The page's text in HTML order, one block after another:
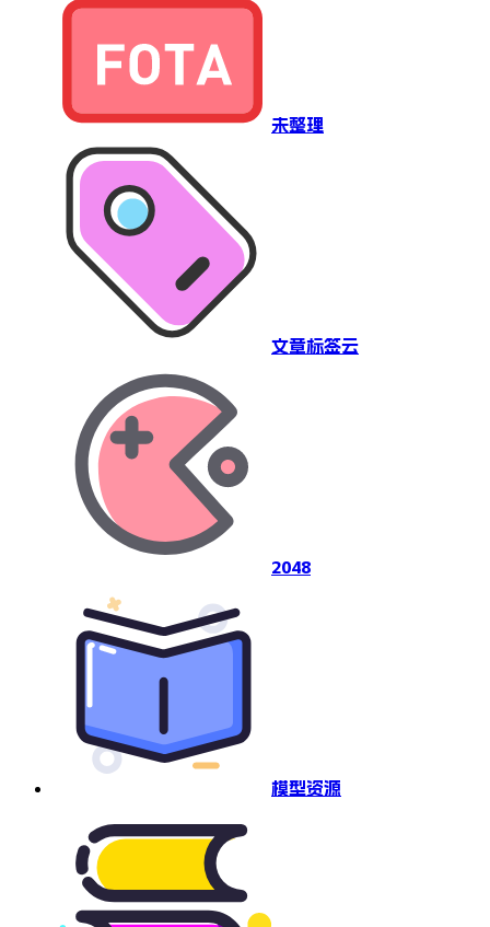
未整理
文章标签云
2048
模型资源